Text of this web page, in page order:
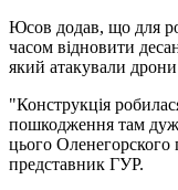
Юсов додав, що для
часом відновити
який атакували
"Конструкція
пошкодження там
цього
представник ГУР.